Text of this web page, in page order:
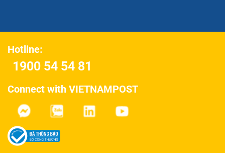
Hotline:
1900 54 54 81
Connect with VIETNAMPOST